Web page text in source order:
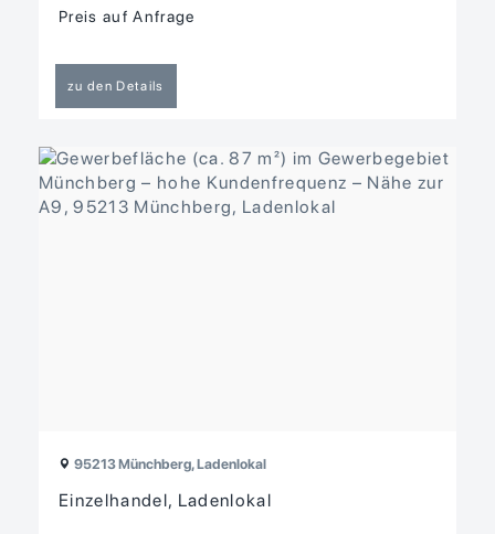
Preis auf Anfrage
zu den Details
95213 Münchberg, Ladenlokal
Einzelhandel, Ladenlokal